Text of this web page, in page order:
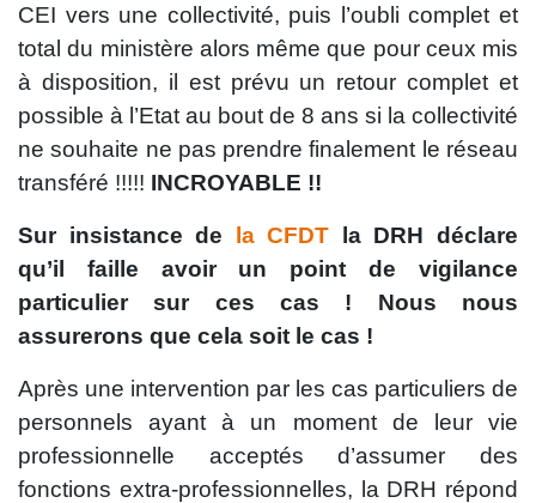
CEI vers une collectivité, puis l’oubli complet et
total du ministère alors même que pour ceux mis
à disposition, il est prévu un retour complet et
possible à l’Etat au bout de 8 ans si la collectivité
ne souhaite ne pas prendre finalement le réseau
transféré !!!!! INCROYABLE !!
Sur insistance de la CFDT la DRH déclare
qu’il faille avoir un point de vigilance
particulier sur ces cas ! Nous nous
assurerons que cela soit le cas !
Après une intervention par les cas particuliers de
personnels ayant à un moment de leur vie
professionnelle acceptés d’assumer des
fonctions extra-professionnelles, la DRH répond